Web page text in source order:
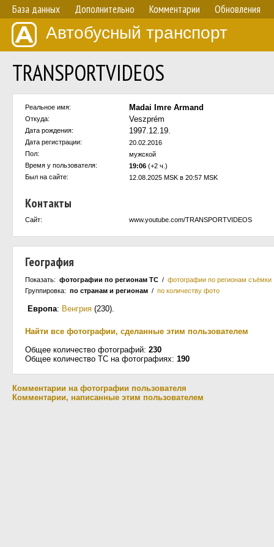
База данных Дополнительно Комментарии Обновления
Автобусный транспорт
TRANSPORTVIDEOS
Реальное имя: Madai Imre Armand
Откуда: Veszprém
Дата рождения: 1997.12.19.
Дата регистрации:
20.02.2016
Пол:
мужской
Время у пользователя:
19:06 (+2 ч.)
Был на сайте:
12.08.2025 MSK в 20:57 MSK
Контакты
Сайт: www.youtube.com/TRANSPORTVIDEOS
География
Показать: фотографии по регионам ТС / фотографии по регионам съёмки
Группировка: по странам и регионам / по количеству фото
Европа: Венгрия (230).
Найти все фотографии, сделанные этим пользователем
Общее количество фотографий: 230
Общее количество ТС на фотографиях: 190
Комментарии на фотографии пользователя
Комментарии, написанные этим пользователем